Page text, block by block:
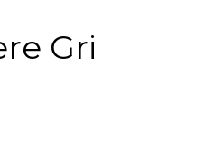
Gri